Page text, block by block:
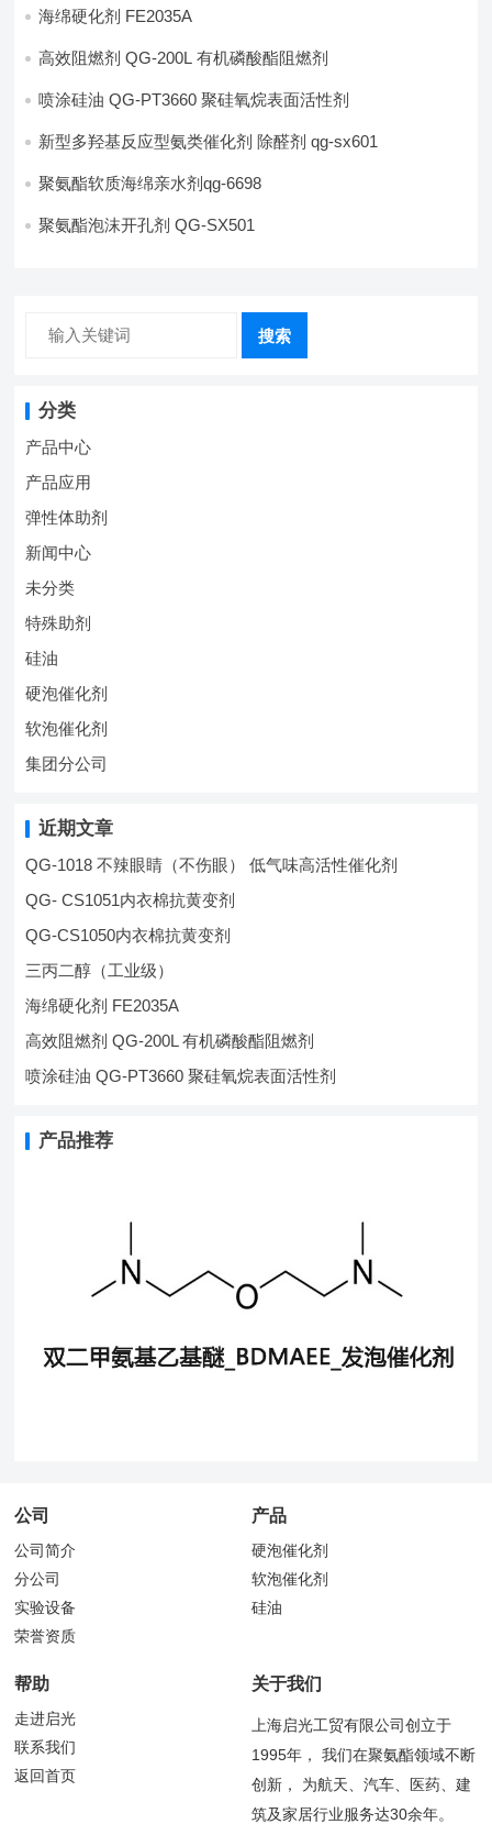
海绵硬化剂 FE2035A
高效阻燃剂 QG-200L 有机磷酸酯阻燃剂
喷涂硅油 QG-PT3660 聚硅氧烷表面活性剂
新型多羟基反应型氨类催化剂 除醛剂 qg-sx601
聚氨酯软质海绵亲水剂qg-6698
聚氨酯泡沫开孔剂 QG-SX501
搜索
分类
产品中心
产品应用
弹性体助剂
新闻中心
未分类
特殊助剂
硅油
硬泡催化剂
软泡催化剂
集团分公司
近期文章
QG-1018 不辣眼睛（不伤眼） 低气味高活性催化剂
QG- CS1051内衣棉抗黄变剂
QG-CS1050内衣棉抗黄变剂
三丙二醇（工业级）
海绵硬化剂 FE2035A
高效阻燃剂 QG-200L 有机磷酸酯阻燃剂
喷涂硅油 QG-PT3660 聚硅氧烷表面活性剂
产品推荐
公司
公司简介
分公司
实验设备
荣誉资质
产品
硬泡催化剂
软泡催化剂
硅油
帮助
走进启光
联系我们
返回首页
关于我们
上海启光工贸有限公司创立于
1995年， 我们在聚氨酯领域不断
创新， 为航天、汽车、医药、建
筑及家居行业服务达30余年。